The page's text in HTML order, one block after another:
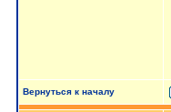
Вернуться к началу